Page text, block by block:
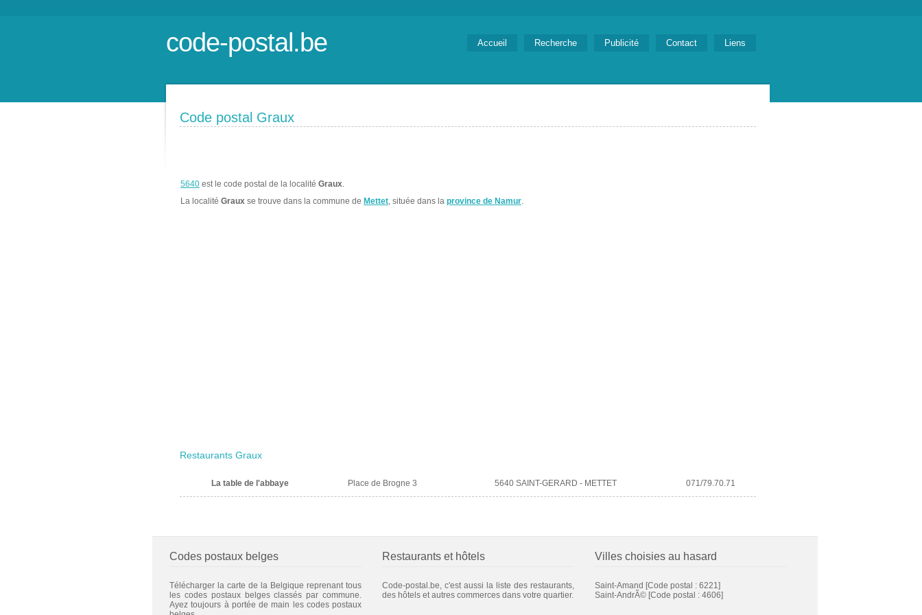
code-postal.be Accueil Recherche Publicité Contact Liens
Code postal Graux
5640 est le code postal de la localité Graux.
La localité Graux se trouve dans la commune de Mettet, située dans la province de Namur.
Restaurants Graux
La table de l'abbaye Place de Brogne 3 5640 SAINT-GERARD - METTET 071/79.70.71
Codes postaux belges
Télécharger la carte de la Belgique reprenant tous
les codes postaux belges classés par commune.
Ayez toujours à portée de main les codes postaux
Restaurants et hôtels
Code-postal.be, c'est aussi la liste des restaurants,
des hôtels et autres commerces dans votre quartier.
Villes choisies au hasard
Saint-Amand [Code postal : 6221]
Saint-AndrÃ© [Code postal : 4606]